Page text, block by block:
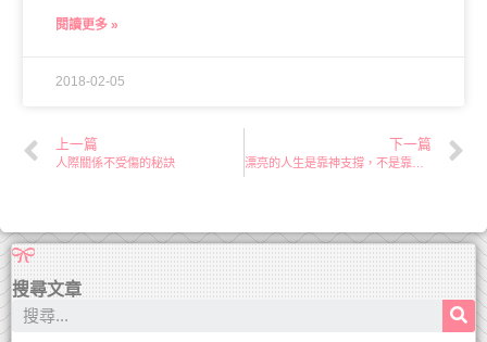
閱讀更多 »
2018-02-05
上一篇
人際關係不受傷的秘訣
下一篇
漂亮的人生是靠神支撐，不是靠職稱
搜尋文章